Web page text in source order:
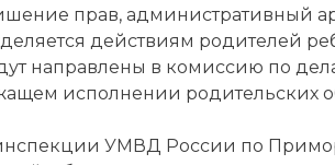
прав, административный
действиям родителей
направлены в комиссию по
исполнении родительских
УМВД России по